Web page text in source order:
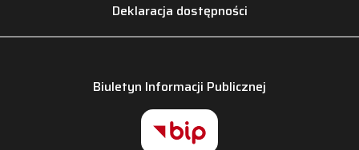
Deklaracja dostępności
Biuletyn Informacji Publicznej